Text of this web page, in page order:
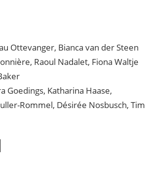
Ottevanger, Bianca van der Steen
Raoul Nadalet, Fiona Waltje
Goedings, Katharina Haase,
Rommel, Désirée Nosbusch, Tim